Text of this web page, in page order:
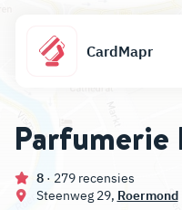
CardMapr
Parfumerie
8 · 279 recensies
Steenweg 29, Roermond